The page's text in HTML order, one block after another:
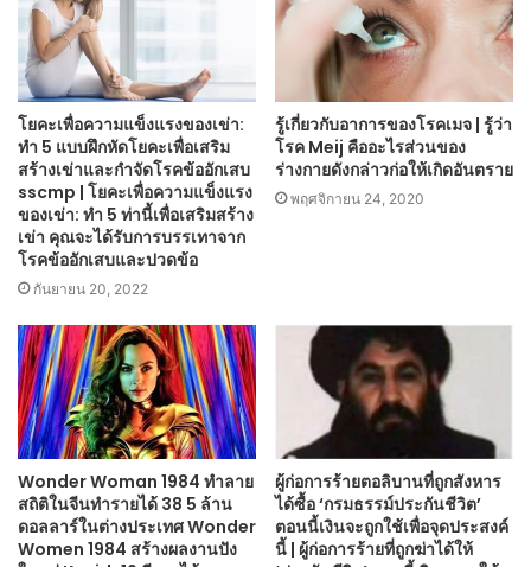
โยคะเพื่อความแข็งแรงของเข่า:
ทำ 5 แบบฝึกหัดโยคะเพื่อเสริม
สร้างเข่าและกำจัดโรคข้ออักเสบ
sscmp | โยคะเพื่อความแข็งแรง
ของเข่า: ทำ 5 ท่านี้เพื่อเสริมสร้าง
เข่า คุณจะได้รับการบรรเทาจาก
โรคข้ออักเสบและปวดข้อ
กันยายน 20, 2022
รู้เกี่ยวกับอาการของโรคเมจ | รู้ว่า
โรค Meij คืออะไรส่วนของ
ร่างกายดังกล่าวก่อให้เกิดอันตราย
พฤศจิกายน 24, 2020
Wonder Woman 1984 ทำลาย
สถิติในจีนทำรายได้ 38 5 ล้าน
ดอลลาร์ในต่างประเทศ Wonder
Women 1984 สร้างผลงานปัง
ผู้ก่อการร้ายตอลิบานที่ถูกสังหาร
ได้ซื้อ ‘กรมธรรม์ประกันชีวิต’
ตอนนี้เงินจะถูกใช้เพื่อจุดประสงค์
นี้ | ผู้ก่อการร้ายที่ถูกฆ่าได้ให้